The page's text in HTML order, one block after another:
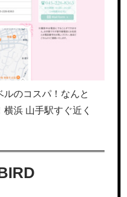
のコスパ！なんと
浜 山手駅すぐ近く